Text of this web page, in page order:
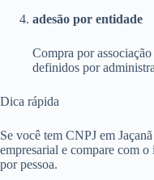
adesão por entidade
Compra por
definidos por
Dica rápida
Se você tem CNPJ em
empresarial e compare com
por pessoa.